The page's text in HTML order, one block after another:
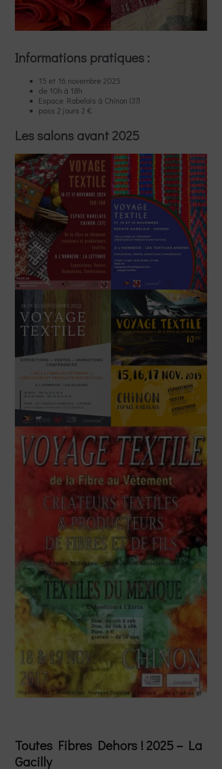
Informations pratiques :
15 et 16 novembre 2025
de 10h à 18h
Espace Rabelais à Chinon (37)
pass 2 jours 2 €
Les salons avant 2025
Toutes Fibres Dehors ! 2025 – La
Gacilly